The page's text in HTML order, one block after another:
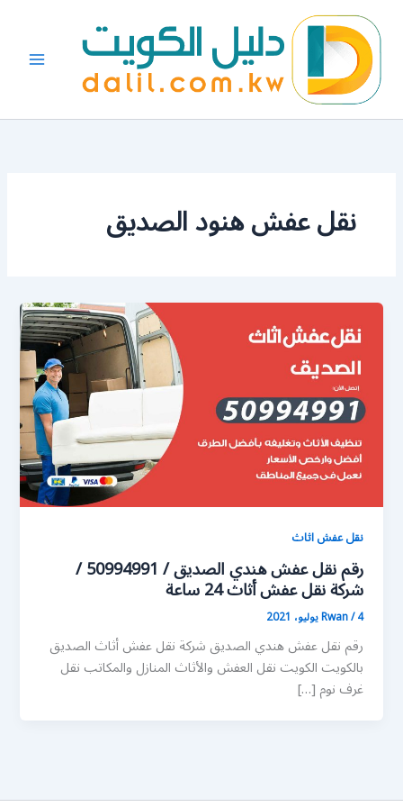
المحتوى
نقل عفش هنود الصديق
نقل عفش اثاث
رقم نقل عفش هندي الصديق / 50994991 /
شركة نقل عفش أثاث 24 ساعة
Rwan/4 يوليو، 2021
رقم نقل عفش هندي الصديق شركة نقل عفش أثاث الصديق
بالكويت الكويت نقل العفش والأثاث المنازل والمكاتب نقل
غرف نوم […]